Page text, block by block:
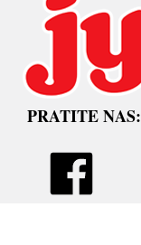
PRATITE NAS: